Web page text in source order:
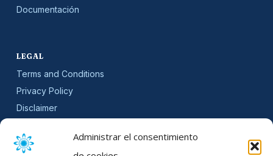
Administrar el consentimiento
Documentación
LEGAL
Terms and Conditions
Privacy Policy
Disclaimer
Cookie Policy (EU)